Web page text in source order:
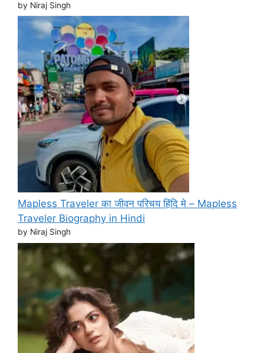
by Niraj Singh
Mapless Traveler का जीवन परिचय हिंदि मे – Mapless
Traveler Biography in Hindi
by Niraj Singh